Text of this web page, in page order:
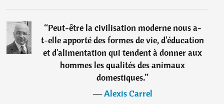
“Peut-être la civilisation moderne nous a-
t-elle apporté des formes de vie, d'éducation
et d'alimentation qui tendent à donner aux
hommes les qualités des animaux
domestiques.”
―Alexis Carrel